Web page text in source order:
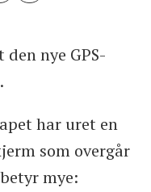
nye GPS-
.
har uret en
som overgår
mye: